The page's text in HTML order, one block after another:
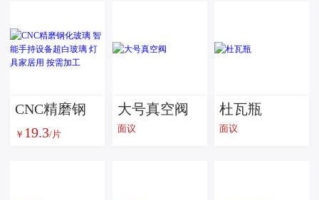
CNC精磨钢
化玻璃 智能
￥ 19.3/片
大号真空阀
面议
杜瓦瓶
面议